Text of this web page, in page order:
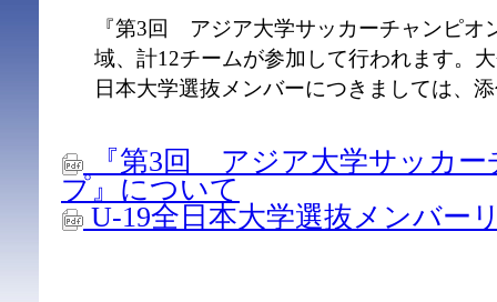
『第3回 アジア大学サッカーチャンピオ
域、計12チームが参加して行われます。
日本大学選抜メンバーにつきましては、
『第3回 アジア大学サッカ
プ』について
U-19全日本大学選抜メンバー